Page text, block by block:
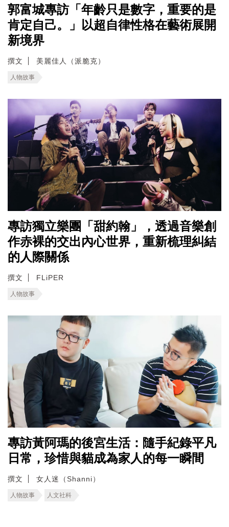
郭富城專訪「年齡只是數字，重要的是
肯定自己。」以超自律性格在藝術展開
新境界
撰文 美麗佳人（派脆克）
人物故事
專訪獨立樂團「甜約翰」，透過音樂創
作赤裸的交出內心世界，重新梳理糾結
的人際關係
撰文 FLiPER
人物故事
專訪黃阿瑪的後宮生活：隨手紀錄平凡
日常，珍惜與貓成為家人的每一瞬間
撰文 女人迷（Shanni）
人物故事 人文社科